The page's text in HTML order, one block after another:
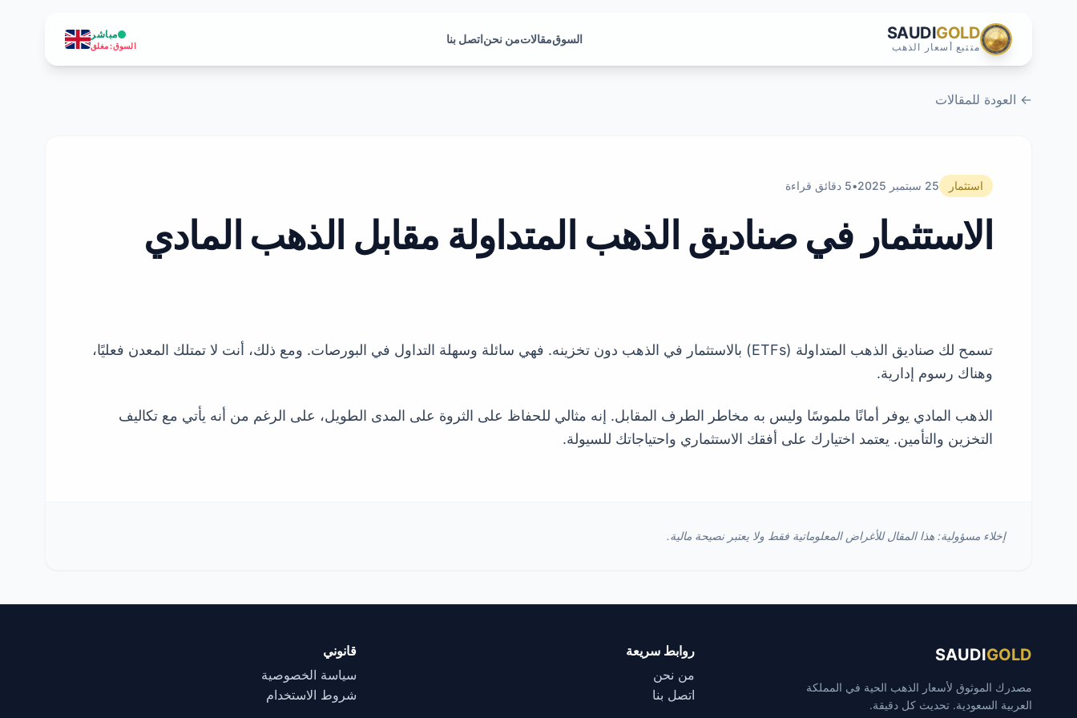
SAUDIGOLD
متتبع أسعار الذهب
السوقمقالاتمن نحناتصل بنا مباشر
السوق:مغلق
← العودة للمقالات
استثمار 25 سبتمبر 2025 •5 دقائق قراءة
الاستثمار في صناديق الذهب المتداولة مقابل الذهب المادي
تسمح لك صناديق الذهب المتداولة (ETFs) بالاستثمار في الذهب دون تخزينه. فهي سائلة وسهلة التداول في البورصات. ومع ذلك، أنت لا تمتلك المعدن فعليًا،
وهناك رسوم إدارية.
الذهب المادي يوفر أمانًا ملموسًا وليس به مخاطر الطرف المقابل. إنه مثالي للحفاظ على الثروة على المدى الطويل، على الرغم من أنه يأتي مع تكاليف
التخزين والتأمين. يعتمد اختيارك على أفقك الاستثماري واحتياجاتك للسيولة.
إخلاء مسؤولية: هذا المقال للأغراض المعلوماتية فقط ولا يعتبر نصيحة مالية.
SAUDIGOLD
مصدرك الموثوق لأسعار الذهب الحية في المملكة
العربية السعودية. تحديث كل دقيقة.
روابط سريعة
من نحن
اتصل بنا
قانوني
سياسة الخصوصية
شروط الاستخدام